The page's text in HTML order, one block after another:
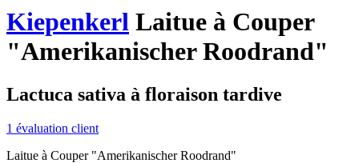
Kiepenkerl Laitue à Couper
"Amerikanischer Roodrand"
Lactuca sativa à floraison tardive
1 évaluation client
Laitue à Couper "Amerikanischer Roodrand"